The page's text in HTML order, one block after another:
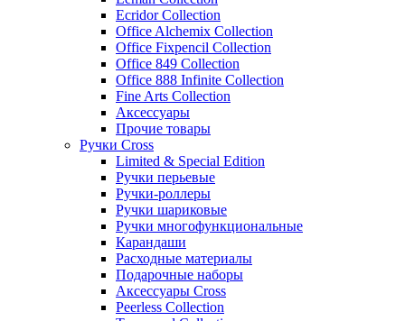
Ecridor Collection
Office Alchemix Collection
Office Fixpencil Collection
Office 849 Collection
Office 888 Infinite Collection
Fine Arts Collection
Аксессуары
Прочие товары
Ручки Cross
Limited & Special Edition
Ручки перьевые
Ручки-роллеры
Ручки шариковые
Ручки многофункциональные
Карандаши
Расходные материалы
Подарочные наборы
Аксессуары Cross
Peerless Collection